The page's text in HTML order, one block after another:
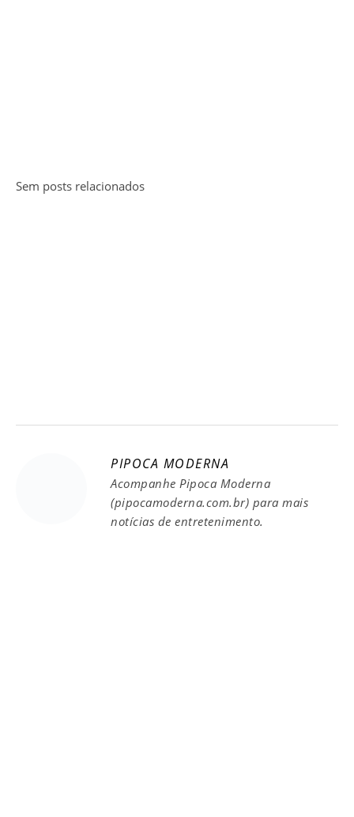
Sem posts relacionados
PIPOCA MODERNA
Acompanhe Pipoca Moderna
(pipocamoderna.com.br) para mais
notícias de entretenimento.